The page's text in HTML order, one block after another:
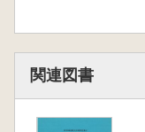
関連図書